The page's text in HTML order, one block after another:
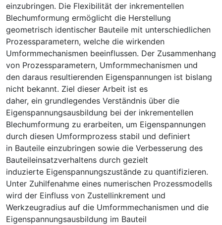
einzubringen. Die Flexibilität der inkrementellen
Blechumformung ermöglicht die Herstellung
geometrisch identischer Bauteile mit unterschiedlichen
Prozessparametern, welche die wirkenden
Umformmechanismen beeinflussen. Der Zusammenhang
von Prozessparametern, Umformmechanismen und
den daraus resultierenden Eigenspannungen ist bislang
nicht bekannt. Ziel dieser Arbeit ist es
daher, ein grundlegendes Verständnis über die
Eigenspannungsausbildung bei der inkrementellen
Blechumformung zu erarbeiten, um Eigenspannungen
durch diesen Umformprozess stabil und definiert
in Bauteile einzubringen sowie die Verbesserung des
Bauteileinsatzverhaltens durch gezielt
induzierte Eigenspannungszustände zu quantifizieren.
Unter Zuhilfenahme eines numerischen Prozessmodells
wird der Einfluss von Zustellinkrement und
Werkzeugradius auf die Umformmechanismen und die
Eigenspannungsausbildung im Bauteil